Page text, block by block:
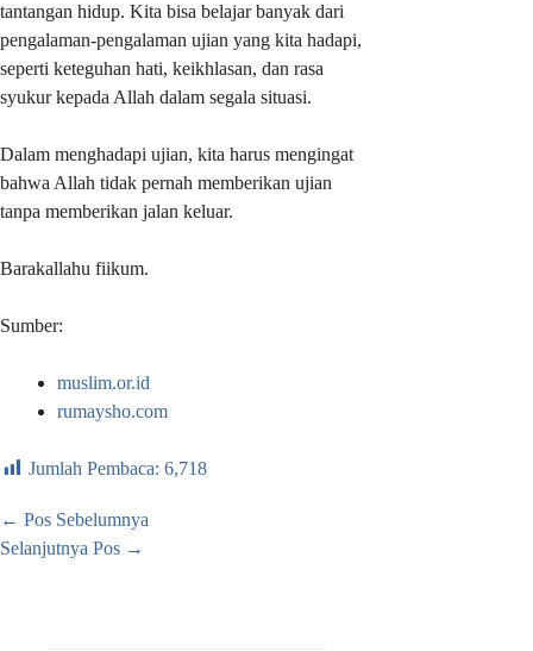
tantangan hidup. Kita bisa belajar banyak dari
pengalaman-pengalaman ujian yang kita hadapi,
seperti keteguhan hati, keikhlasan, dan rasa
syukur kepada Allah dalam segala situasi.
Dalam menghadapi ujian, kita harus mengingat
bahwa Allah tidak pernah memberikan ujian
tanpa memberikan jalan keluar.
Barakallahu fiikum.
Sumber:
muslim.or.id
rumaysho.com
Jumlah Pembaca: 6,718
← Pos Sebelumnya
Selanjutnya Pos →